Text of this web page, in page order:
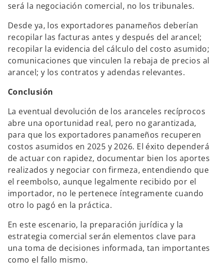
será la negociación comercial, no los tribunales.
Desde ya, los exportadores panameños deberían
recopilar las facturas antes y después del arancel;
recopilar la evidencia del cálculo del costo asumido;
comunicaciones que vinculen la rebaja de precios al
arancel; y los contratos y adendas relevantes.
Conclusión
La eventual devolución de los aranceles recíprocos
abre una oportunidad real, pero no garantizada,
para que los exportadores panameños recuperen
costos asumidos en 2025 y 2026. El éxito dependerá
de actuar con rapidez, documentar bien los aportes
realizados y negociar con firmeza, entendiendo que
el reembolso, aunque legalmente recibido por el
importador, no le pertenece íntegramente cuando
otro lo pagó en la práctica.
En este escenario, la preparación jurídica y la
estrategia comercial serán elementos clave para
una toma de decisiones informada, tan importantes
como el fallo mismo.